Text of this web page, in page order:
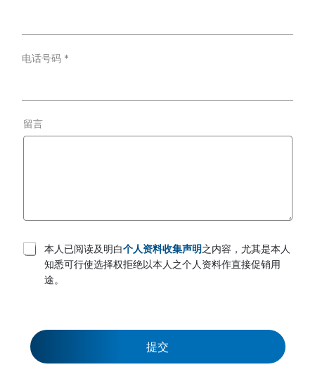
电话号码 *
留言
T
e
本人已阅读及明白个人资料收集声明之内容，尤其是本人
知悉可行使选择权拒绝以本人之个人资料作直接促销用
途。
提交